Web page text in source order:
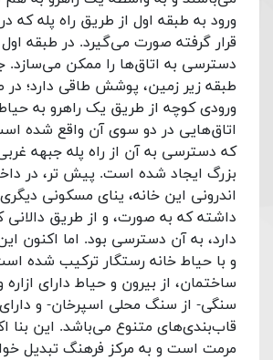
ورود به طبقه اول از طریق راه پله که
قرار گرفته صورت می‌گیرد. در طبقه اول
دسترسی به اتاق‌ها را ممکن می‌سازد.
طبقه زیر زمین، پوشش طاقی دارد؛
ورودی کوچه از طریق یک راهرو به
اتاق‌هایی در دو سوی آن واقع شده
که دسترسی به آن از راه پله جبهه
بزرگ ایجاد شده است. پیش تر، در
اندرونی این خانه، ینای مسکونی
داشته که به صورت، و از طریق دالانی
دارد، به آن دسترسی بود. اما اکنون
و با حیاط خانه رستگار ترکیب شده
ساختمان، از بیرون و حیاط دارای ازاره
سنگی- از سنگ محلی اسپرخان- و دارای
قاب‌بندی‌های متنوع می‌باشد. این بنا
مرمت است و به مرکز فرهنگ تبدیل